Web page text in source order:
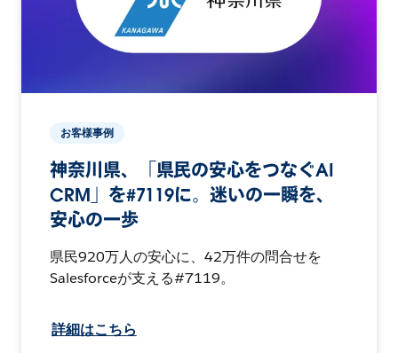
お客様事例
神奈川県、「県民の安心をつなぐAI
CRM」を#7119に。迷いの一瞬を、
安心の一歩
県民920万人の安心に、42万件の問合せを
Salesforceが支える#7119。
詳細はこちら